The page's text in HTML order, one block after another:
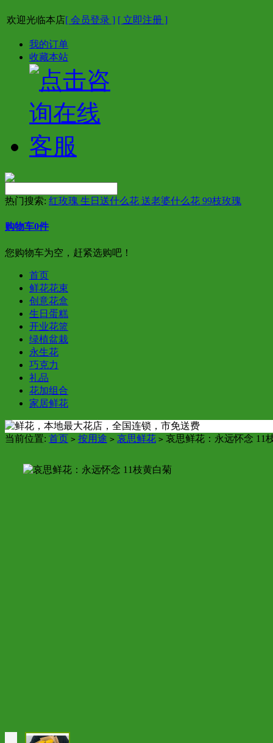
欢迎光临本店[ 会员登录 ] [ 立即注册 ]
我的订单
收藏本站
热门搜索: 红玫瑰 生日送什么花 送老婆什么花 99枝玫瑰
购物车0件
您购物车为空，赶紧选购吧！
首页
鲜花花束
创意花盒
生日蛋糕
开业花篮
绿植盆栽
永生花
巧克力
礼品
花加组合
家居鲜花
当前位置: 首页 > 按用途 > 哀思鲜花 > 哀思鲜花：永远怀念 11